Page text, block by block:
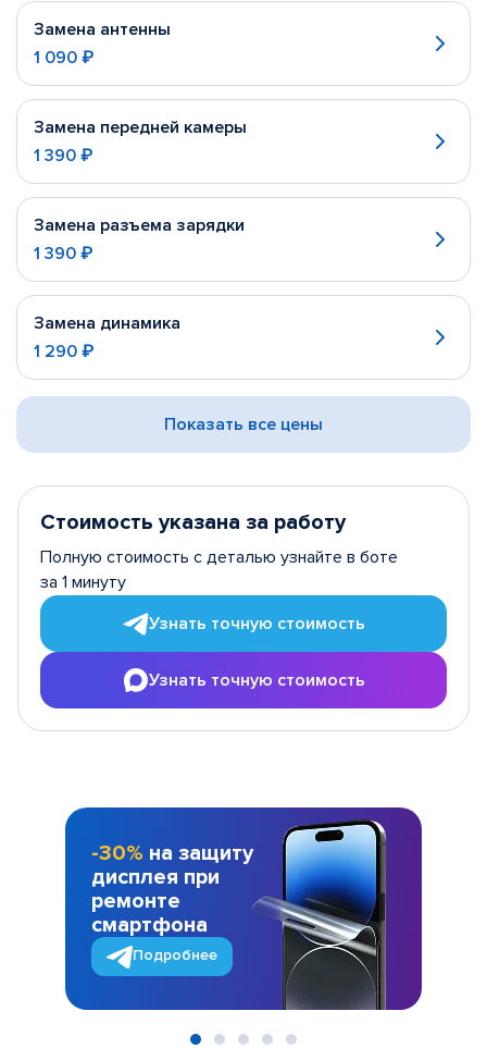
Замена антенны
1 090 ₽
Замена передней камеры
1 390 ₽
Замена разъема зарядки
1 390 ₽
Замена динамика
1 290 ₽
Показать все цены
Стоимость указана за работу
Полную стоимость с деталью узнайте в боте
за 1 минуту
Узнать точную стоимость
Узнать точную стоимость
-30% на защиту
дисплея при
ремонте
смартфона
Подробнее